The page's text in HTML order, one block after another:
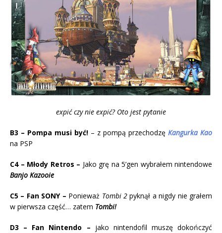
expić czy nie expić? Oto jest pytanie
B3 – Pompa musi być! – z pompą przechodzę Kangurka Kao
na PSP
C4 – Młody Retros – Jako grę na 5’gen wybrałem nintendowe
Banjo Kazooie
C5 – Fan SONY – Ponieważ Tombi 2pyknął a nigdy nie grałem
w pierwsza część… zatem Tombi!
D3 – Fan Nintendo – jako nintendofil muszę dokończyć